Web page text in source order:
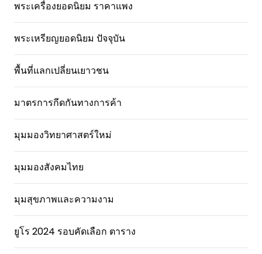
พระเครื่องยอดนิยม ราคาแพง
พระเหรียญยอดนิยม ปัจจุบัน
พื้นที่แลกเปลี่ยนเยาวชน
มาตรการกีดกันทางการค้า
มุมมองวิทยาศาสตร์ใหม่
มุมมองสังคมไทย
มุมสุขภาพและความงาม
ยูโร 2024 รอบคัดเลือก ตาราง